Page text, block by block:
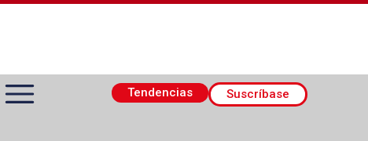
Tendencias Suscríbase